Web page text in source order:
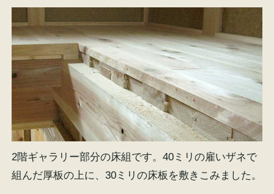
2階ギャラリー部分の床組です。40ミリの雇いザネで
組んだ厚板の上に、30ミリの床板を敷きこみました。